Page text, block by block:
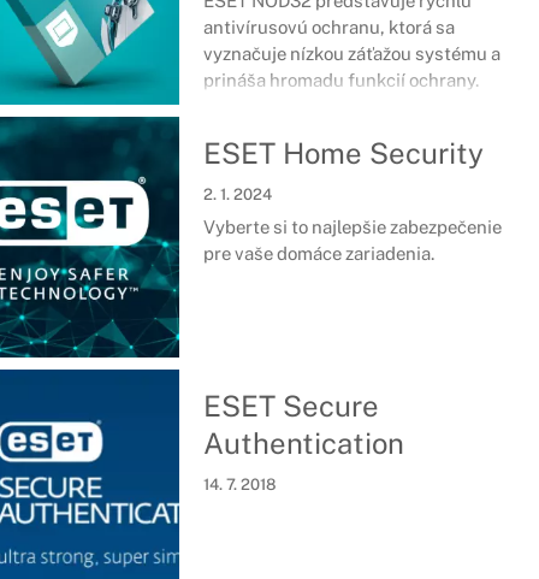
antivírusovú ochranu, ktorá sa
vyznačuje nízkou záťažou systému a
prináša hromadu funkcií ochrany.
ESET Home Security
2. 1. 2024
Vyberte si to najlepšie zabezpečenie
pre vaše domáce zariadenia.
ESET Secure
Authentication
14. 7. 2018